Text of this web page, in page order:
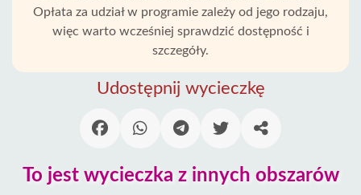
Strona
Alanya
Opłata za udział w programie zależy od jego rodzaju,
więc warto wcześniej sprawdzić dostępność i
szczegóły.
Udostępnij wycieczkę
To jest wycieczka z innych obszarów